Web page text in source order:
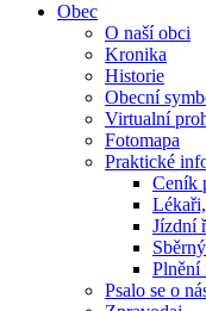
Obec
O naší obci
Kronika
Historie
Obecní
Virtualní
Fotomapa
Praktické
Ceník
Jízdní
Plnění
Psalo se o